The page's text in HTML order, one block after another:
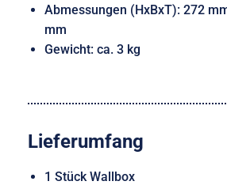
Abmessungen (HxBxT): 272
mm
Gewicht: ca. 3 kg
Lieferumfang
1 Stück Wallbox